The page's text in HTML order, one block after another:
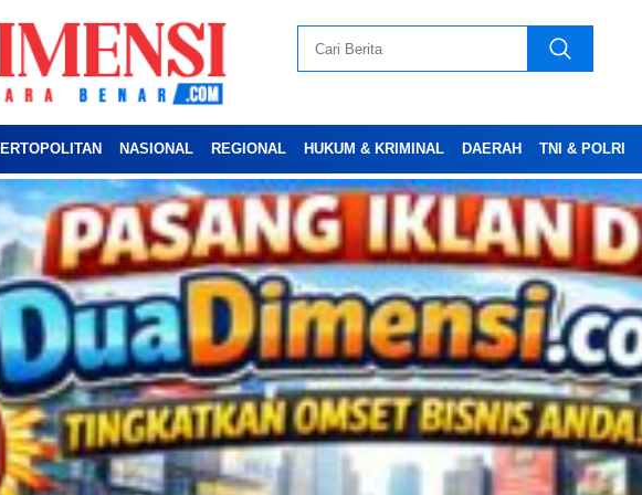
NASIONAL REGIONAL HUKUM & KRIMINAL DAERAH TNI & POLRI
Advertesment